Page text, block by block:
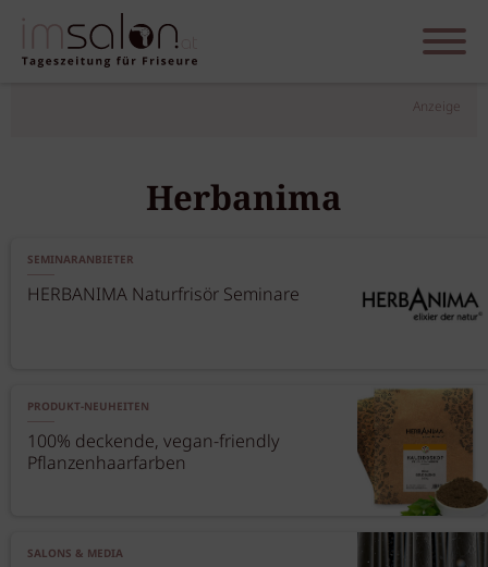
Anzeige
Herbanima
SEMINARANBIETER
HERBANIMA Naturfrisör Seminare
PRODUKT-NEUHEITEN
100% deckende, vegan-friendly
Pflanzenhaarfarben
SALONS & MEDIA